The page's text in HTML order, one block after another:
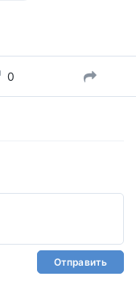
0
Отправить